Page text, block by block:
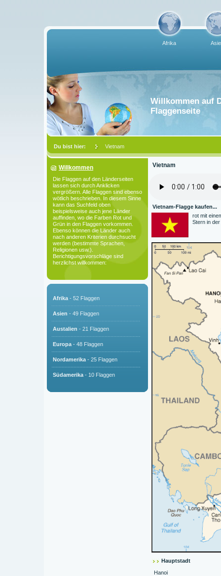
Afrika
Willkommen auf
Flaggenseite
Du bist hier: Vietnam
Vietnam
Vietnam-Flagge kaufen...
rot mit
Stern in der
Hauptstadt
Hanoi
Willkommen
Die Flaggen auf den Länderseiten
lassen sich durch Anklicken
vergrößern. Alle Flaggen sind ebenso
wötlich beschrieben. In diesem Sinne
kann das Suchfeld oben
beispielsweise auch jene Länder
auffinden, wo die Farben Rot und
Grün in den Flaggen vorkommen.
Ebenso können die Länder auch
nach anderen Kriterien durchsucht
werden (bestimmte Sprachen,
Religionen usw.).
Berichtigungsvorschläge sind
herzlichst willkommen:
Afrika - 52 Flaggen
Asien - 49 Flaggen
Austalien - 21 Flaggen
Europa - 48 Flaggen
Nordamerika - 25 Flaggen
Südamerika - 10 Flaggen